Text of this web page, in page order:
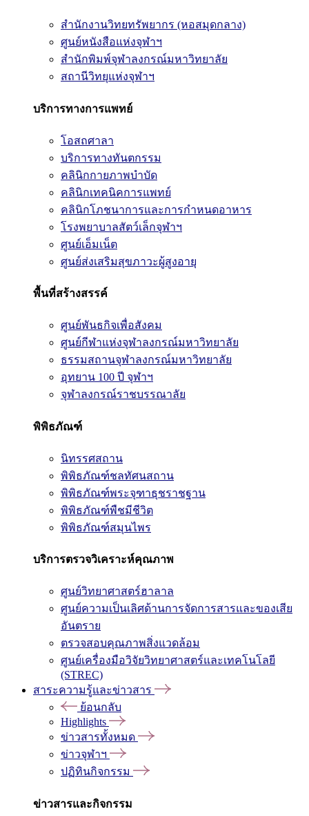
สำนักงานวิทยทรัพยากร (หอสมุดกลาง)
ศูนย์หนังสือแห่งจุฬาฯ
สำนักพิมพ์จุฬาลงกรณ์มหาวิทยาลัย
สถานีวิทยุแห่งจุฬาฯ
บริการทางการแพทย์
โอสถศาลา
บริการทางทันตกรรม
คลินิกกายภาพบำบัด
คลินิกเทคนิคการแพทย์
คลินิกโภชนาการและการกำหนดอาหาร
โรงพยาบาลสัตว์เล็กจุฬาฯ
ศูนย์เอ็มเน็ต
ศูนย์ส่งเสริมสุขภาวะผู้สูงอายุ
พื้นที่สร้างสรรค์
ศูนย์พันธกิจเพื่อสังคม
ศูนย์กีฬาแห่งจุฬาลงกรณ์มหาวิทยาลัย
ธรรมสถานจุฬาลงกรณ์มหาวิทยาลัย
อุทยาน 100 ปี จุฬาฯ
จุฬาลงกรณ์ราชบรรณาลัย
พิพิธภัณฑ์
นิทรรศสถาน
พิพิธภัณฑ์ชลทัศนสถาน
พิพิธภัณฑ์พระจุฑาธุชราชฐาน
พิพิธภัณฑ์พืชมีชีวิต
พิพิธภัณฑ์สมุนไพร
บริการตรวจวิเคราะห์คุณภาพ
ศูนย์วิทยาศาสตร์ฮาลาล
ศูนย์ความเป็นเลิศด้านการจัดการสารและของเสีย
อันตราย
ตรวจสอบคุณภาพสิ่งแวดล้อม
ศูนย์เครื่องมือวิจัยวิทยาศาสตร์และเทคโนโลยี
(STREC)
สาระความรู้และข่าวสาร
ย้อนกลับ
Highlights
ข่าวสารทั้งหมด
ข่าวจุฬาฯ
ปฏิทินกิจกรรม
ข่าวสารและกิจกรรม